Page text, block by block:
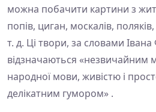
можна побачити картини з
попів, циган, москалів, поляків,
т. д. Ці твори, за словами
відзначаються «незвичайним
народної мови, живістю і
делікатним гумором» .